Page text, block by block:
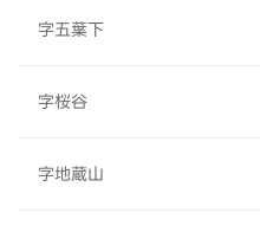
字五葉下
字桜谷
字地蔵山